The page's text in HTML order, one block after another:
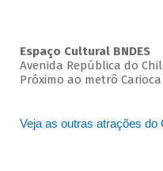
Espaço Cultural BNDES
Avenida República do
Próximo ao metrô Carioca
Veja as outras atrações do